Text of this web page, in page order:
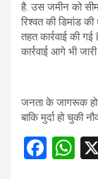
है. उस जमीन को
रिश्वत की डिमांड
तहत कार्रवाई की
कार्रवाई आगे भी
जनता के जागरूक
बाकि मुर्दा हो चुकी
F
W